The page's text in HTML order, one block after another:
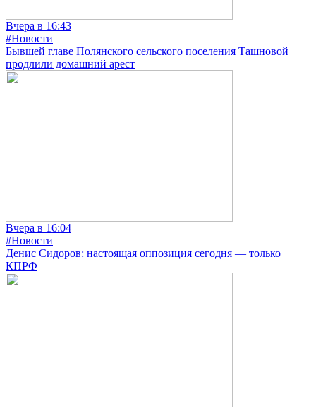
Вчера в 16:43
#Новости
Бывшей главе Полянского сельского поселения Ташновой
продлили домашний арест
Вчера в 16:04
#Новости
Денис Сидоров: настоящая оппозиция сегодня — только
КПРФ